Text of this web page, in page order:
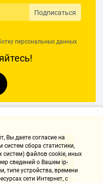
Подписаться
персональных данных
Вы даете согласие на
систем сбора статистики,
систем) файлов cookie, иных
сведений о Вашем ip-
типе устройства, времени
сети Интернет, с